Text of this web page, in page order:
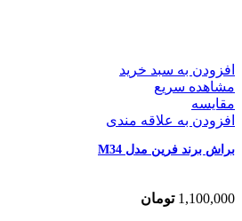
افزودن به سبد خرید
مشاهده سریع
مقایسه
افزودن به علاقه مندی
براش برند فرین مدل M34
1,100,000 تومان